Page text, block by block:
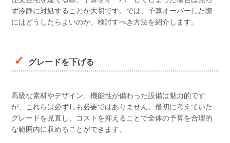
ず冷静に対処することが大切です。では、予算オーバーした際
にはどうしたらよいのか、検討すべき方法を紹介します。
グレードを下げる
高級な素材やデザイン、機能性が備わった設備は魅力的です
が、これらは必ずしも必要ではありません。最初に考えていた
グレードを見直し、コストを抑えることで全体の予算を合理的
な範囲内に収めることができます。